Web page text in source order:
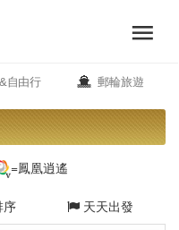
menu
自由行 郵輪旅遊
=鳳凰逍遙
天天出發